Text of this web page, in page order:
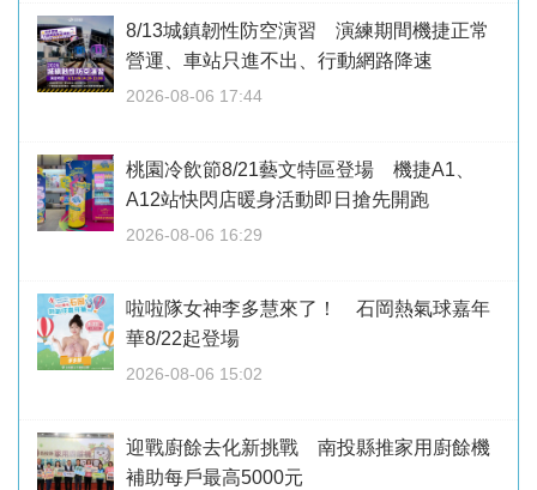
8/13城鎮韌性防空演習 演練期間機捷正常
營運、車站只進不出、行動網路降速
2026-08-06 17:44
桃園冷飲節8/21藝文特區登場 機捷A1、
A12站快閃店暖身活動即日搶先開跑
2026-08-06 16:29
啦啦隊女神李多慧來了！ 石岡熱氣球嘉年
華8/22起登場
2026-08-06 15:02
迎戰廚餘去化新挑戰 南投縣推家用廚餘機
補助每戶最高5000元